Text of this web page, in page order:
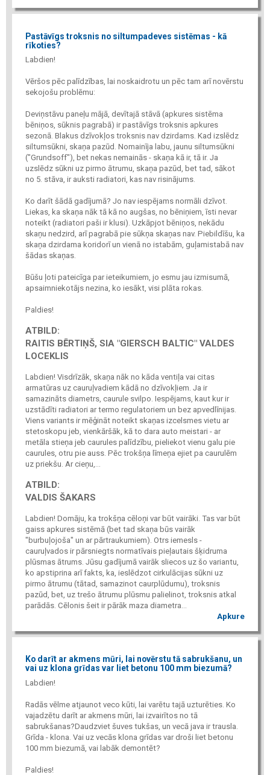
Pastāvīgs troksnis no siltumpadeves sistēmas - kā
rīkoties?
Labdien!
Vēršos pēc palīdzības, lai noskaidrotu un pēc tam arī novērstu
sekojošu problēmu:
Deviņstāvu paneļu mājā, devītajā stāvā (apkures sistēma
bēniņos, sūknis pagrabā) ir pastāvīgs troksnis apkures
sezonā. Blakus dzīvokļos troksnis nav dzirdams. Kad izslēdz
siltumsūkni, skaņa pazūd. Nomainīja labu, jaunu siltumsūkni
("Grundsoff"), bet nekas nemainās - skaņa kā ir, tā ir. Ja
uzslēdz sūkni uz pirmo ātrumu, skaņa pazūd, bet tad, sākot
no 5. stāva, ir auksti radiatori, kas nav risinājums.
Ko darīt šādā gadījumā? Jo nav iespējams normāli dzīvot.
Liekas, ka skaņa nāk tā kā no augšas, no bēniņiem, īsti nevar
noteikt (radiatori paši ir klusi). Uzkāpjot bēniņos, nekādu
skaņu nedzird, arī pagrabā pie sūkņa skaņas nav. Piebildīšu, ka
skaņa dzirdama koridorī un vienā no istabām, guļamistabā nav
šādas skaņas.
Būšu ļoti pateicīga par ieteikumiem, jo esmu jau izmisumā,
apsaimniekotājs nezina, ko iesākt, visi plāta rokas.
Paldies!
ATBILD:
RAITIS BĒRTIŅŠ, SIA "GIERSCH BALTIC" VALDES
LOCEKLIS
Labdien! Visdrīzāk, skaņa nāk no kāda ventiļa vai citas
armatūras uz cauruļvadiem kādā no dzīvokļiem. Ja ir
samazināts diametrs, caurule svilpo. Iespējams, kaut kur ir
uzstādīti radiatori ar termo regulatoriem un bez apvedlīnijas.
Viens variants ir mēģināt noteikt skaņas izcelsmes vietu ar
stetoskopu jeb, vienkāršāk, kā to dara auto meistari - ar
metāla stieņa jeb caurules palīdzību, pieliekot vienu galu pie
caurules, otru pie auss. Pēc trokšņa līmeņa ejiet pa caurulēm
uz priekšu. Ar cieņu,...
ATBILD:
VALDIS ŠAKARS
Labdien! Domāju, ka trokšņa cēloņi var būt vairāki. Tas var būt
gaiss apkures sistēmā (bet tad skaņa būs vairāk
"burbuļojoša" un ar pārtraukumiem). Otrs iemesls -
cauruļvados ir pārsniegts normatīvais pieļautais šķidruma
plūsmas ātrums. Jūsu gadījumā vairāk sliecos uz šo variantu,
ko apstiprina arī fakts, ka, ieslēdzot cirkulācijas sūkni uz
pirmo ātrumu (tātad, samazinot caurplūdumu), troksnis
pazūd, bet, uz trešo ātrumu plūsmu palielinot, troksnis atkal
parādās. Cēlonis šeit ir pārāk maza diametra...
Apkure
Ko darīt ar akmens mūri, lai novērstu tā sabrukšanu, un
vai uz klona grīdas var liet betonu 100 mm biezumā?
Labdien!
Radās vēlme atjaunot veco kūti, lai varētu tajā uzturēties. Ko
vajadzētu darīt ar akmens mūri, lai izvairītos no tā
sabrukšanas?Daudzviet šuves tukšas, un vecā java ir trausla.
Grīda - klona. Vai uz vecās klona grīdas var droši liet betonu
100 mm biezumā, vai labāk demontēt?
Paldies!